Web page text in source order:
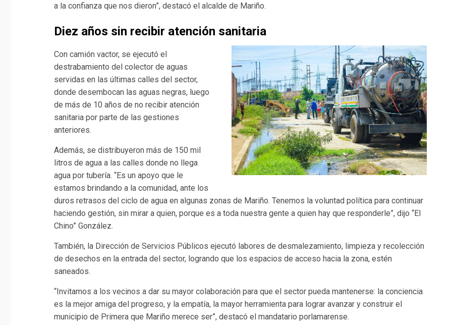
a la confianza que nos dieron”, destacó el alcalde de Mariño.
Diez años sin recibir atención sanitaria
Con camión vactor, se ejecutó el
destrabamiento del colector de aguas
servidas en las últimas calles del sector,
donde desembocan las aguas negras, luego
de más de 10 años de no recibir atención
sanitaria por parte de las gestiones
anteriores.
Además, se distribuyeron más de 150 mil
litros de agua a las calles donde no llega
agua por tubería. “Es un apoyo que le
estamos brindando a la comunidad, ante los
duros retrasos del ciclo de agua en algunas zonas de Mariño. Tenemos la voluntad política para continuar
haciendo gestión, sin mirar a quien, porque es a toda nuestra gente a quien hay que responderle”, dijo “El
Chino” González.
También, la Dirección de Servicios Públicos ejecutó labores de desmalezamiento, limpieza y recolección
de desechos en la entrada del sector, logrando que los espacios de acceso hacia la zona, estén
saneados.
“Invitamos a los vecinos a dar su mayor colaboración para que el sector pueda mantenerse: la conciencia
es la mejor amiga del progreso, y la empatía, la mayor herramienta para lograr avanzar y construir el
municipio de Primera que Mariño merece ser”, destacó el mandatario porlamarense.